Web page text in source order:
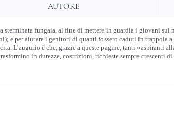
AUTORE
fungaia, al fine di mettere in guardia i giovani sui
e per aiutare i genitori di quanti fossero caduti in trappola
L’augurio è che, grazie a queste pagine, tanti «aspiranti
in durezze, costrizioni, richieste sempre crescenti